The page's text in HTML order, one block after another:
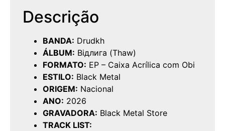
Descrição
BANDA: Drudkh
ÁLBUM: Відлига (Thaw)
FORMATO: EP – Caixa Acrílica com Obi
ESTILO: Black Metal
ORIGEM: Nacional
ANO: 2026
GRAVADORA: Black Metal Store
TRACK LIST: